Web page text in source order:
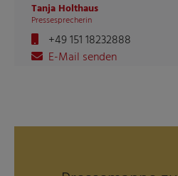
Tanja Holthaus
Pressesprecherin
+49 151 18232888
E-Mail senden